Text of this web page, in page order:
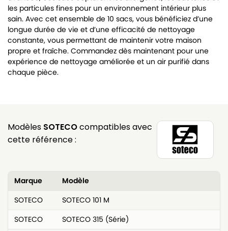
les particules fines pour un environnement intérieur plus
sain. Avec cet ensemble de 10 sacs, vous bénéficiez d’une
longue durée de vie et d’une efficacité de nettoyage
constante, vous permettant de maintenir votre maison
propre et fraîche. Commandez dès maintenant pour une
expérience de nettoyage améliorée et un air purifié dans
chaque pièce.
Modèles SOTECOcompatibles avec
cette référence :
Marque
Modèle
SOTECO
SOTECO 101 M
SOTECO
SOTECO 315 (Série)